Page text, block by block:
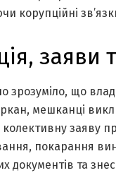
корупційні
заяви
зрозуміло, що
мешканці
колективну заяву
покарання
документів та